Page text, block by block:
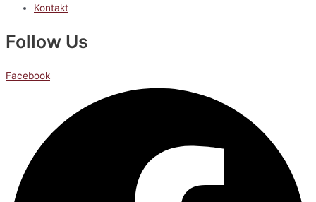
Kontakt
Follow Us
Facebook